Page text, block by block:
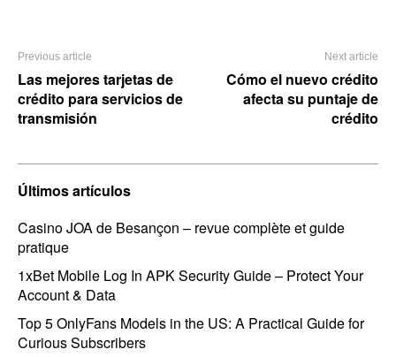
Previous article
Las mejores tarjetas de
crédito para servicios de
transmisión
Next article
Cómo el nuevo crédito
afecta su puntaje de
crédito
Últimos artículos
Casino JOA de Besançon – revue complète et guide
pratique
1xBet Mobile Log In APK Security Guide – Protect Your
Account & Data
Top 5 OnlyFans Models in the US: A Practical Guide for
Curious Subscribers